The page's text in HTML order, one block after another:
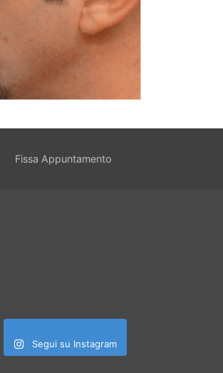
Fissa Appuntamento
Segui su Instagram